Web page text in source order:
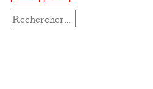
Rechercher :